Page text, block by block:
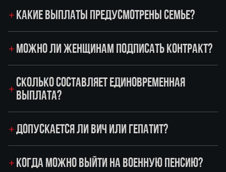
КАКИЕ ВЫПЛАТЫ ПРЕДУСМОТРЕНЫ СЕМЬЕ?
МОЖНО ЛИ ЖЕНЩИНАМ ПОДПИСАТЬ КОНТРАКТ?
СКОЛЬКО СОСТАВЛЯЕТ ЕДИНОВРЕМЕННАЯ
ВЫПЛАТА?
ДОПУСКАЕТСЯ ЛИ ВИЧ ИЛИ ГЕПАТИТ?
КОГДА МОЖНО ВЫЙТИ НА ВОЕННУЮ ПЕНСИЮ?